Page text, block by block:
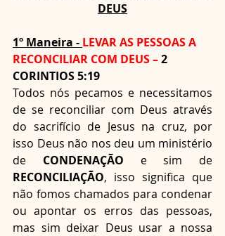
DEUS
1º Maneira - LEVAR AS PESSOAS A
RECONCILIAR COM DEUS – 2
CORINTIOS 5:19
Todos nós pecamos e necessitamos
de se reconciliar com Deus através
do sacrifício de Jesus na cruz, por
isso Deus não nos deu um ministério
de CONDENAÇÃO
RECONCILIAÇÃO, isso significa que
não fomos chamados para condenar
ou apontar os erros das pessoas,
mas sim deixar Deus usar a nossa